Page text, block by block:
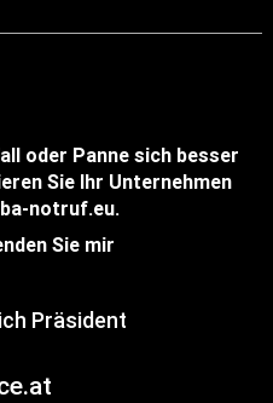
oder Panne sich besser
Sie Ihr Unternehmen
notruf.eu.
Sie mir
Präsident